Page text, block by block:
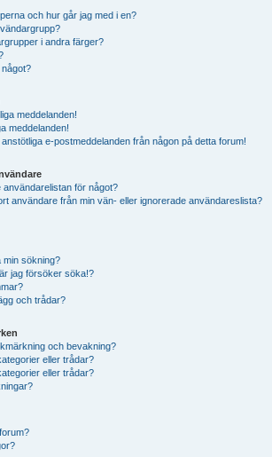
och hur går jag med i en?
i andra färger?
något?
meddelanden!
meddelanden!
e-postmeddelanden från någon på detta forum!
för något?
användare från min vän- eller ignorerade användareslista?
min sökning?
jag försöker söka!?
och trådar?
och bevakning?
eller trådar?
eller trådar?